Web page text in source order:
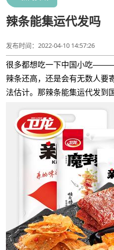
辣条能集运代发吗
发布时间：2022-04-10 14:57:26
很多都想吃一下中国小吃
辣条还高，还是会有无数人要
法估计。那辣条能集运代发到